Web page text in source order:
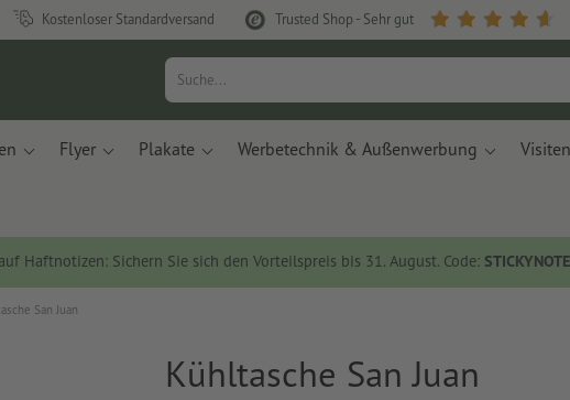
Kostenloser Standardversand Trusted Shop - Sehr gut
Flyer Plakate Werbetechnik & Außenwerbung
Haftnotizen: Sichern Sie sich den Vorteilspreis bis 31. August. Code:
San Juan
Kühltasche San Juan